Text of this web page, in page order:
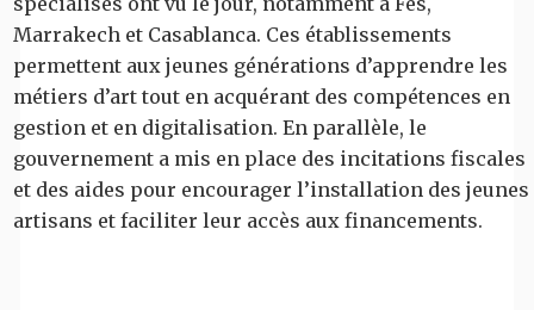
Marrakech et Casablanca. Ces établissements
permettent aux jeunes générations d’apprendre les
métiers d’art tout en acquérant des compétences en
gestion et en digitalisation. En parallèle, le
gouvernement a mis en place des incitations fiscales
et des aides pour encourager l’installation des jeunes
artisans et faciliter leur accès aux financements.